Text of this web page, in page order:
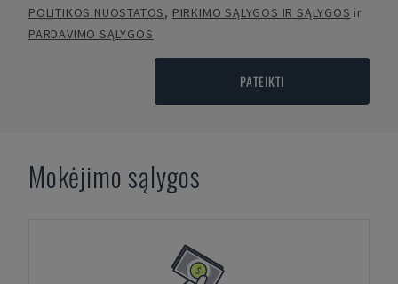
POLITIKOS NUOSTATOS, PIRKIMO SĄLYGOS IR SĄLYGOS ir
PARDAVIMO SĄLYGOS
PATEIKTI
Mokėjimo sąlygos